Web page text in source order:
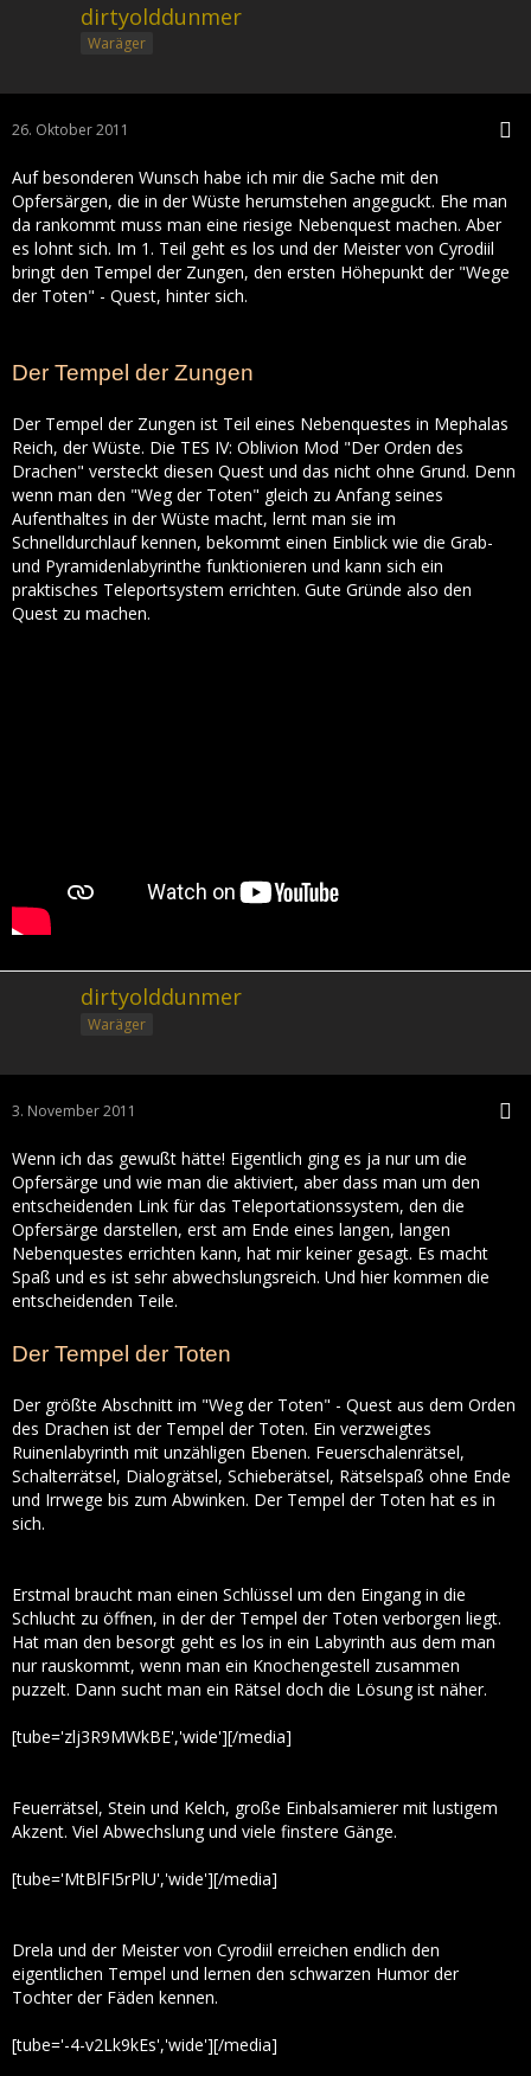
dirtyolddunmer
Waräger
26. Oktober 2011
Auf besonderen Wunsch habe ich mir die Sache mit den
Opfersärgen, die in der Wüste herumstehen angeguckt. Ehe man
da rankommt muss man eine riesige Nebenquest machen. Aber
es lohnt sich. Im 1. Teil geht es los und der Meister von Cyrodiil
bringt den Tempel der Zungen, den ersten Höhepunkt der "Wege
der Toten" - Quest, hinter sich.
Der Tempel der Zungen
Der Tempel der Zungen ist Teil eines Nebenquestes in Mephalas
Reich, der Wüste. Die TES IV: Oblivion Mod "Der Orden des
Drachen" versteckt diesen Quest und das nicht ohne Grund. Denn
wenn man den "Weg der Toten" gleich zu Anfang seines
Aufenthaltes in der Wüste macht, lernt man sie im
Schnelldurchlauf kennen, bekommt einen Einblick wie die Grab-
und Pyramidenlabyrinthe funktionieren und kann sich ein
praktisches Teleportsystem errichten. Gute Gründe also den
Quest zu machen.
dirtyolddunmer
Waräger
3. November 2011
Wenn ich das gewußt hätte! Eigentlich ging es ja nur um die
Opfersärge und wie man die aktiviert, aber dass man um den
entscheidenden Link für das Teleportationssystem, den die
Opfersärge darstellen, erst am Ende eines langen, langen
Nebenquestes errichten kann, hat mir keiner gesagt. Es macht
Spaß und es ist sehr abwechslungsreich. Und hier kommen die
entscheidenden Teile.
Der Tempel der Toten
Der größte Abschnitt im "Weg der Toten" - Quest aus dem Orden
des Drachen ist der Tempel der Toten. Ein verzweigtes
Ruinenlabyrinth mit unzähligen Ebenen. Feuerschalenrätsel,
Schalterrätsel, Dialogrätsel, Schieberätsel, Rätselspaß ohne Ende
und Irrwege bis zum Abwinken. Der Tempel der Toten hat es in
sich.
Erstmal braucht man einen Schlüssel um den Eingang in die
Schlucht zu öffnen, in der der Tempel der Toten verborgen liegt.
Hat man den besorgt geht es los in ein Labyrinth aus dem man
nur rauskommt, wenn man ein Knochengestell zusammen
puzzelt. Dann sucht man ein Rätsel doch die Lösung ist näher.
[tube='zlj3R9MWkBE','wide'][/media]
Feuerrätsel, Stein und Kelch, große Einbalsamierer mit lustigem
Akzent. Viel Abwechslung und viele finstere Gänge.
[tube='MtBlFI5rPlU','wide'][/media]
Drela und der Meister von Cyrodiil erreichen endlich den
eigentlichen Tempel und lernen den schwarzen Humor der
Tochter der Fäden kennen.
[tube='-4-v2Lk9kEs','wide'][/media]